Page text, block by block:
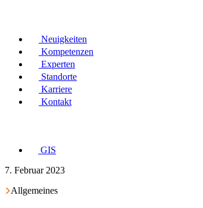
Neuigkeiten
Kompetenzen
Experten
Standorte
Karriere
Kontakt
GIS
7. Februar 2023
Allgemeines